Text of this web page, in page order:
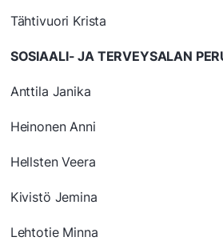
Tähtivuori Krista
SOSIAALI- JA TERVEYSALAN
Anttila Janika
Heinonen Anni
Hellsten Veera
Kivistö Jemina
Lehtotie Minna